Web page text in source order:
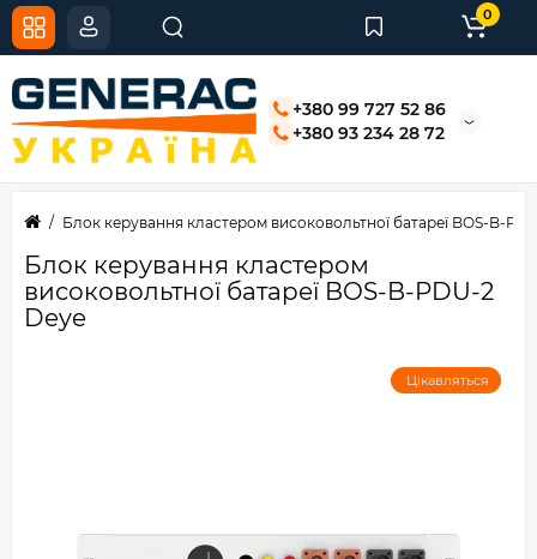
+380 99 727 52 86
+380 93 234 28 72
0
Блок керування кластером високовольтної батареї BOS-B-
Блок керування кластером
високовольтної батареї BOS-B-PDU-2
Deye
Цікавляться